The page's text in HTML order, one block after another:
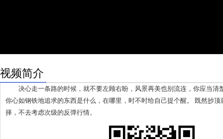
视频简介
决心走一条路的时候，就不要左顾右盼，风景再美也别流连，你应当清
你心如钢铁地追求的东西是什么，在哪里，时不时给自己提个醒。 既然抄
择，不去考虑次级的反弹行情。